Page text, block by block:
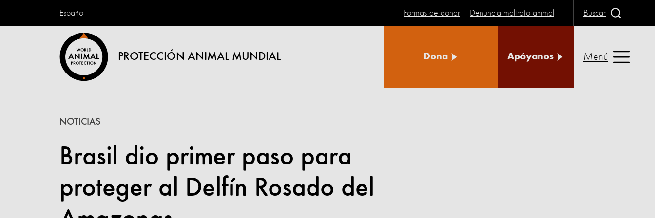
Español
PROTECCIÓN ANIMAL MUNDIAL
Formas de donar Denuncia maltrato animal Buscar
Dona Apóyanos Menú
Brasil dio primer paso para
proteger al Delfín Rosado del
NOTICIAS